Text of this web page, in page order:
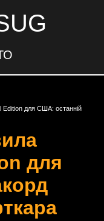
Edition для США: останній
для